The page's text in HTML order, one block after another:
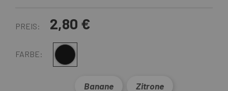
PREIS: 2,80 €
FARBE: Multi
Banane Zitrone